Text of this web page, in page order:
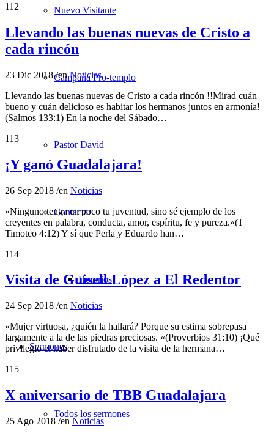
Nuevo Visitante
Campaña Pro-templo
Pastor David
Contactar
Horarios
Sermones
Todos los sermones
112
Llevando las buenas nuevas de Cristo a
cada rincón
23 Dic 2018/enNoticias
Llevando las buenas nuevas de Cristo a cada rincón !!Mirad cuán
bueno y cuán delicioso es habitar los hermanos juntos en armonía!
(Salmos 133:1) En la noche del Sábado…
113
¡Y ganó Guadalajara!
26 Sep 2018 /en Noticias
«Ninguno tenga en poco tu juventud, sino sé ejemplo de los
creyentes en palabra, conducta, amor, espíritu, fe y pureza.»(1
Timoteo 4:12) Y sí que Perla y Eduardo han…
114
Visita de Guisell López a El Redentor
24 Sep 2018 /en Noticias
«Mujer virtuosa, ¿quién la hallará? Porque su estima sobrepasa
largamente a la de las piedras preciosas. «(Proverbios 31:10) ¡Qué
privilegio el haber disfrutado de la visita de la hermana…
115
X aniversario de TBB Guadalajara
25 Ago 2018/enNoticias